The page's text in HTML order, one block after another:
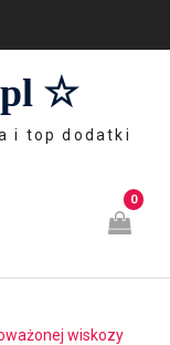
☆
i top dodatki
0
wiskozy